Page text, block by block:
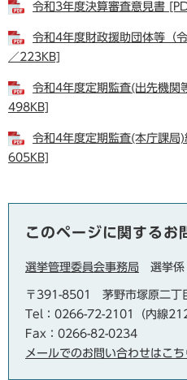
令和3年度決算審査意見書
令和4年度財政援助団体等（
／223KB]
令和4年度定期監査(出先機関
498KB]
令和4年度定期監査(本庁課局
605KB]
このページに関するお
選挙管理委員会事務局 選挙係
〒391-8501
茅野市塚原二丁
Tel：0266-72-2101（内線212
Fax：0266-82-0234
メールでのお問い合わせはこち